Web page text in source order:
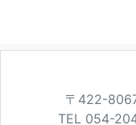
〒422-
TEL 054-